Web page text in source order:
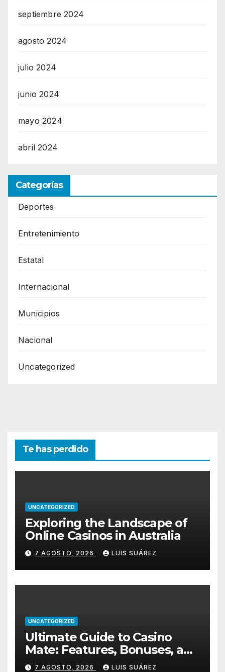
septiembre 2024
agosto 2024
julio 2024
junio 2024
mayo 2024
abril 2024
Categorías
Deportes
Entretenimiento
Estatal
Internacional
Municipios
Nacional
Uncategorized
Te has perdido
UNCATEGORIZED
Exploring the Landscape of
Online Casinos in Australia
7 AGOSTO, 2026 LUIS SUÁREZ
UNCATEGORIZED
Ultimate Guide to Casino
Mate: Features, Bonuses, and
How to Get Started
7 AGOSTO, 2026 LUIS SUÁREZ